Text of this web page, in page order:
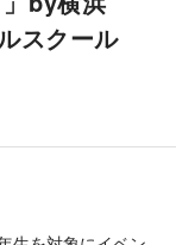
スクール